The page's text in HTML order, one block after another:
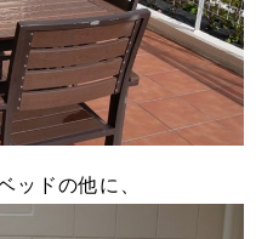
ッドの他に、